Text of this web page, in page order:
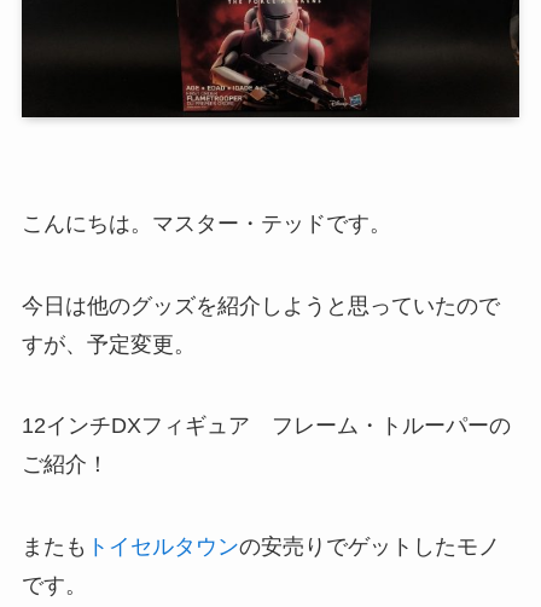
こんにちは。マスター・テッドです。
今日は他のグッズを紹介しようと思っていたので
すが、予定変更。
12インチDXフィギュア フレーム・トルーパーの
ご紹介！
またも トイセルタウンの安売りでゲットしたモノ
です。